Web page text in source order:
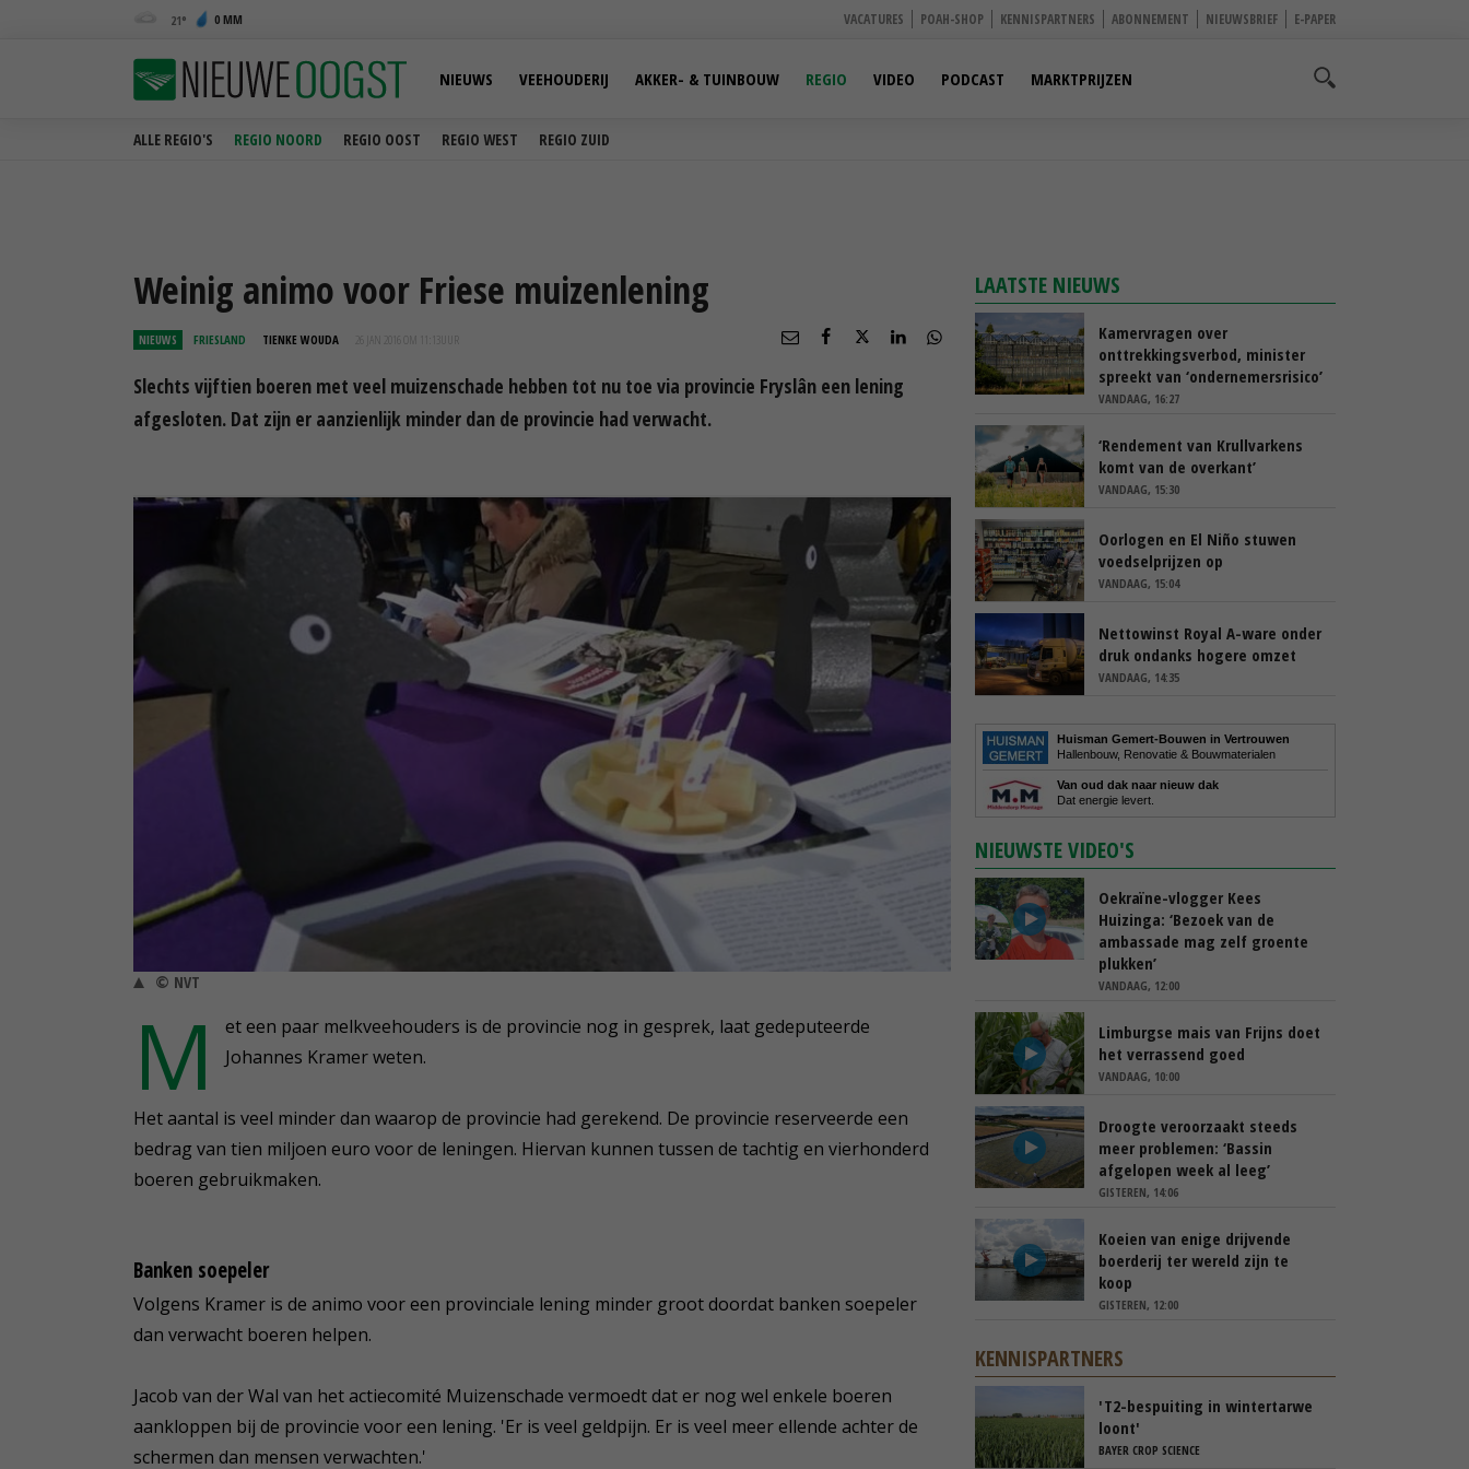
21 0 MM VACATURES POAH-SHOP KENNISPARTNERS ABONNEMENT NIEUWSBRIEF E-PAPER
ALLE REGIO'S REGIO NOORD REGIO OOST REGIO WEST REGIO ZUID
NIEUWS VEEHOUDERIJ AKKER- & TUINBOUW REGIO VIDEO PODCAST MARKTPRIJZEN
Weinig animo voor Friese muizenlening
NIEUWS FRIESLAND TIENKE WOUDA 26 JAN 2016 OM 11:13
Slechts vijftien boeren met veel muizenschade hebben tot nu toe via provincie Fryslân een lening
afgesloten. Dat zijn er aanzienlijk minder dan de provincie had verwacht.
© NVT
M
et een paar melkveehouders is de provincie nog in gesprek, laat gedeputeerde
Johannes Kramer weten.
Het aantal is veel minder dan waarop de provincie had gerekend. De provincie reserveerde een
bedrag van tien miljoen euro voor de leningen. Hiervan kunnen tussen de tachtig en vierhonderd
boeren gebruikmaken.
Banken soepeler
Volgens Kramer is de animo voor een provinciale lening minder groot doordat banken soepeler
dan verwacht boeren helpen.
Jacob van der Wal van het actiecomité Muizenschade vermoedt dat er nog wel enkele boeren
aankloppen bij de provincie voor een lening. 'Er is veel geldpijn. Er is veel meer ellende achter de
schermen dan mensen verwachten.'
LAATSTE NIEUWS
Kamervragen over
onttrekkingsverbod, minister
spreekt van ‘ondernemersrisico’
VANDAAG, 16:27
‘Rendement van Krullvarkens
komt van de overkant’
VANDAAG, 15:30
Oorlogen en El Niño stuwen
voedselprijzen op
VANDAAG, 15:04
Nettowinst Royal A-ware onder
druk ondanks hogere omzet
VANDAAG, 14:35
Huisman Gemert-Bouwen in Vertrouwen
Hallenbouw, Renovatie & Bouwmaterialen
Van oud dak naar nieuw dak
Dat energie levert.
NIEUWSTE VIDEO'S
Oekraïne-vlogger Kees
Huizinga: ‘Bezoek van de
ambassade mag zelf groente
plukken’
VANDAAG, 12:00
Limburgse mais van Frijns doet
het verrassend goed
VANDAAG, 10:00
Droogte veroorzaakt steeds
meer problemen: ‘Bassin
afgelopen week al leeg’
GISTEREN, 14:06
Koeien van enige drijvende
boerderij ter wereld zijn te
koop
GISTEREN, 12:00
KENNISPARTNERS
'T2-bespuiting in wintertarwe
loont'
BAYER CROP SCIENCE